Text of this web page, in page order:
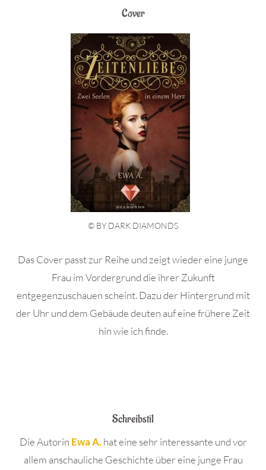
Cover
© BY DARK DIAMONDS
Das Cover passt zur Reihe und zeigt wieder eine junge
Frau im Vordergrund die ihrer Zukunft
entgegenzuschauen scheint. Dazu der Hintergrund mit
der Uhr und dem Gebäude deuten auf eine frühere Zeit
hin wie ich finde.
Schreibstil
Die Autorin Ewa A. hat eine sehr interessante und vor
allem anschauliche Geschichte über eine junge Frau